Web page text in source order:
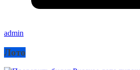
admin
Лото